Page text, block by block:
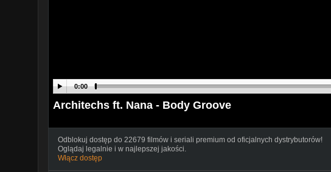
0:00
Architechs ft. Nana - Body Groove
Odblokuj dostęp do 22679 filmów i seriali premium od oficjalnych dystrybutorów!
Oglądaj legalnie i w najlepszej jakości.
Włącz dostęp